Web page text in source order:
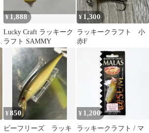
¥1,888
Lucky Craft ラッキーク
ラフト SAMMY
¥ 1,300
ラッキークラフト 小
赤F
¥850
ビーフリーズ ラッキ
¥ 1,200
ラッキークラフト / マ